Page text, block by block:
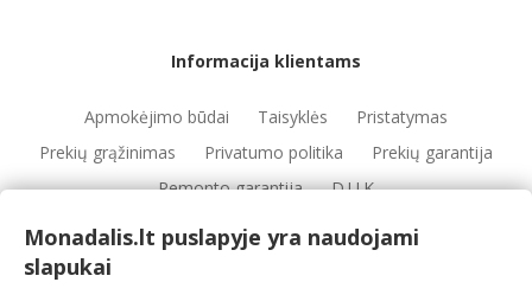
Informacija klientams
Apmokėjimo būdai Taisyklės
Pristatymas
Prekių grąžinimas
Privatumo politika
Prekių garantija
Remonto garantija
D.U.K
Monadalis.lt puslapyje yra naudojami
slapukai